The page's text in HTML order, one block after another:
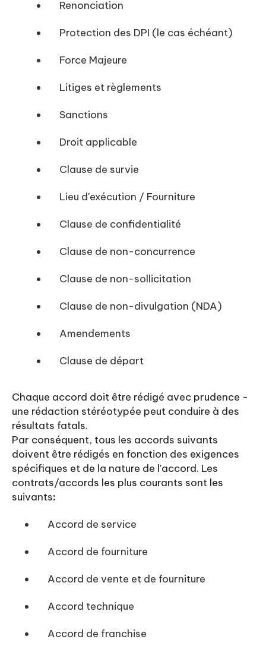
Renonciation
Protection des DPI (le cas échéant)
Force Majeure
Litiges et règlements
Sanctions
Droit applicable
Clause de survie
Lieu d'exécution / Fourniture
Clause de confidentialité
Clause de non-concurrence
Clause de non-sollicitation
Clause de non-divulgation (NDA)
Amendements
Clause de départ
Chaque accord doit être rédigé avec prudence -
une rédaction stéréotypée peut conduire à des
résultats fatals.
Par conséquent, tous les accords suivants
doivent être rédigés en fonction des exigences
spécifiques et de la nature de l'accord. Les
contrats/accords les plus courants sont les
suivants:‍
Accord de service
Accord de fourniture
Accord de vente et de fourniture
Accord technique
Accord de franchise